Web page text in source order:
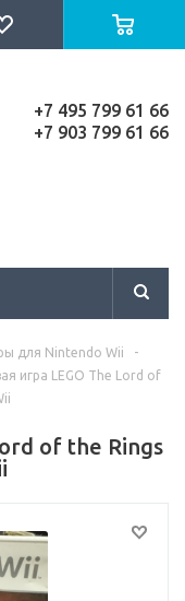
+7 495 799 61 66
+7 903 799 61 66
для Nintendo Wii
-
игра LEGO The Lord of
of the Rings